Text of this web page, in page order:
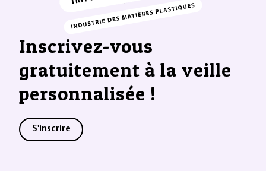
Inscrivez-vous
gratuitement à la veille
personnalisée !
S'inscrire